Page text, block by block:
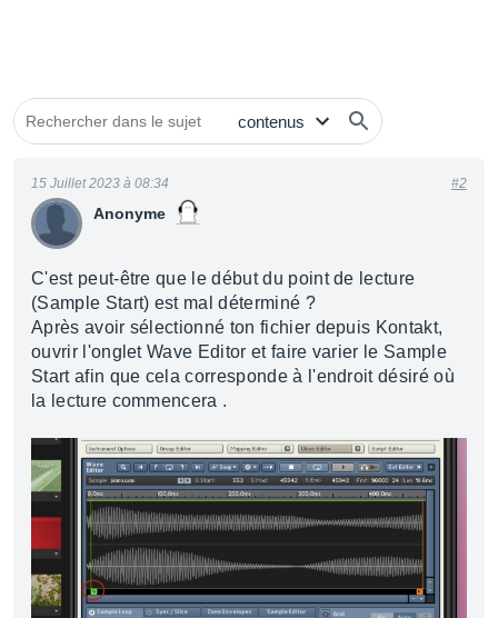
Anonyme
15 Juillet 2023 à 08:34 #2
C'est peut-être que le début du point de lecture
(Sample Start) est mal déterminé ?
Après avoir sélectionné ton fichier depuis Kontakt,
ouvrir l'onglet Wave Editor et faire varier le Sample
Start afin que cela corresponde à l'endroit désiré où
la lecture commencera .